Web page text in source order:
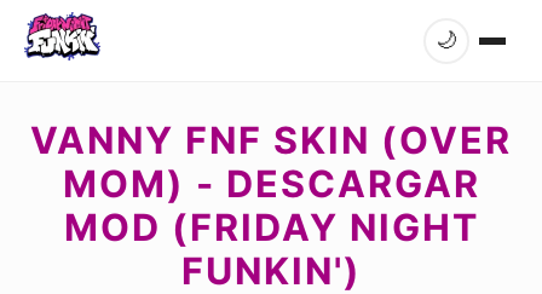
🌙
VANNY FNF SKIN (OVER
MOM) - DESCARGAR
MOD (FRIDAY NIGHT
FUNKIN')